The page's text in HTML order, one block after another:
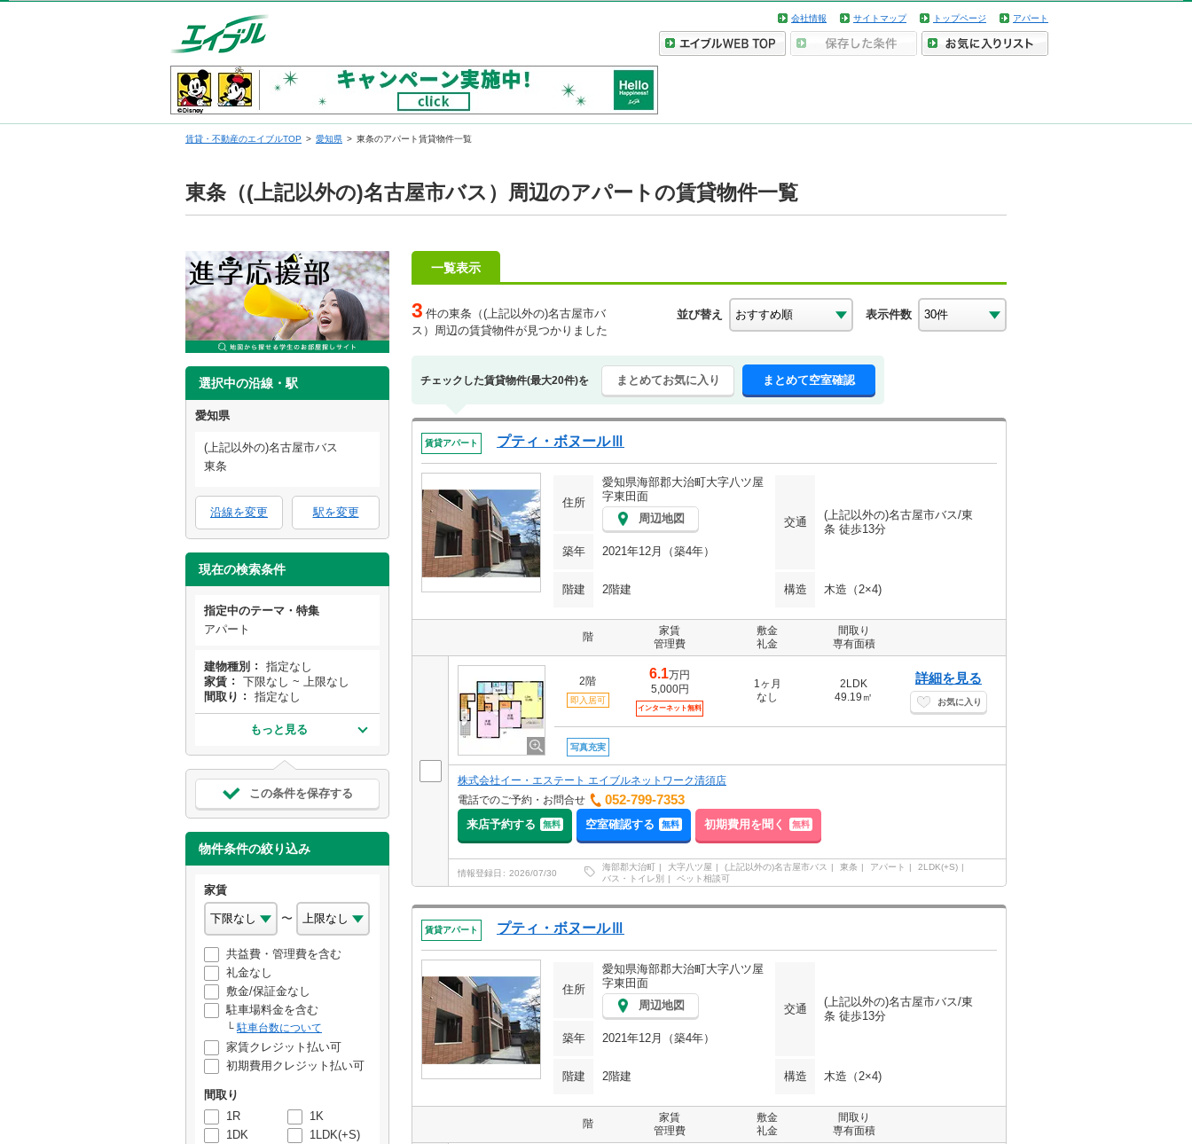
会社情報 サイトマップ トップページ アパート
賃貸・不動産のエイブルTOP 愛知県 東条のアパート賃貸物件一覧
東条（(上記以外の)名古屋市バス）周辺のアパートの賃貸物件一覧
選択中の沿線・駅
愛知県
(上記以外の)名古屋市バス
東条
沿線を変更 駅を変更
現在の検索条件
指定中のテーマ・特集
アパート
建物種別
指定なし
家賃
下限なし ~ 上限なし
間取り
指定なし
もっと見る
この条件を保存する
物件条件の絞り込み
家賃
〜
共益費・管理費を含む
礼金なし
敷金/保証金なし
駐車場料金を含む
駐車台数について
家賃クレジット払い可
初期費用クレジット払い可
間取り
1R
1K
1DK
1LDK(+S)
一覧表示
3 件の東条（(上記以外の)名古屋市バ
ス）周辺の賃貸物件が見つかりました
並び替え 表示件数
チェックした賃貸物件(最大20件)を まとめてお気に入り まとめて空室確認
賃貸アパート プティ・ボヌールⅢ
住所
愛知県海部郡大治町大字八ツ屋
字東田面
周辺地図
交通
(上記以外の)名古屋市バス/東
条 徒歩13分
築年
2021年12月（築4年）
階建 2階建 構造 木造（2×4)
階
家賃
管理費
敷金
礼金
間取り
専有面積
2階
即入居可
6.1万円
5,000円
インターネット無料
1ヶ月
なし
2LDK
49.19㎡
詳細を見る
お気に入り
写真充実
株式会社イー・エステート エイブルネットワーク清須店
電話でのご予約・お問合せ
052-799-7353
来店予約する 無料 空室確認する 無料 初期費用を聞く 無料
情報登録日 2026/07/30
海部郡大治町 大字八ツ屋 (上記以外の)名古屋市バス 東条 アパート
2LDK(+S)
バス・トイレ別
ペット相談可
賃貸アパート プティ・ボヌールⅢ
住所
愛知県海部郡大治町大字八ツ屋
字東田面
周辺地図
交通
(上記以外の)名古屋市バス/東
条 徒歩13分
築年
2021年12月（築4年）
階建 2階建 構造 木造（2×4)
階
家賃
管理費
敷金
礼金
間取り
専有面積